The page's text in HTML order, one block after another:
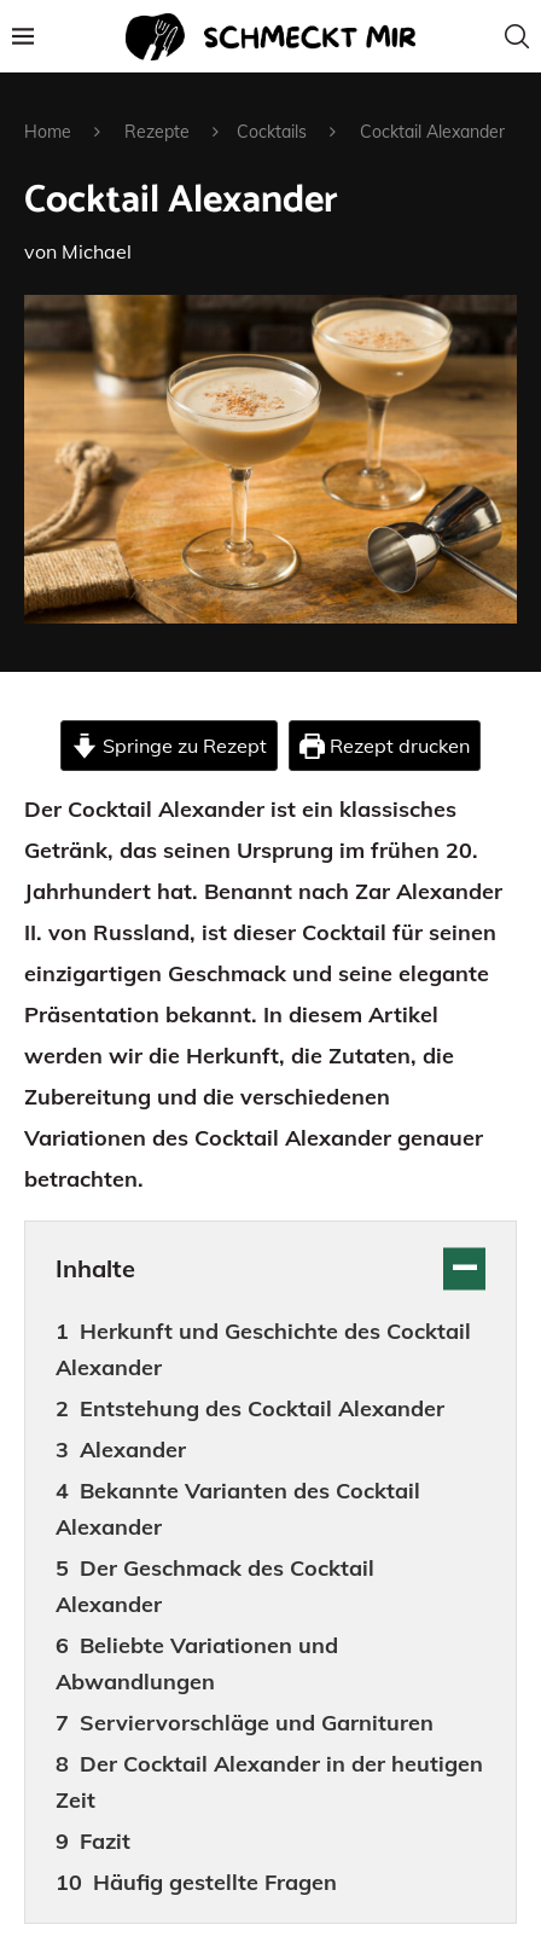
Home Rezepte Cocktails Cocktail Alexander
Cocktail Alexander
von Michael
Springe zu Rezept Rezept drucken
Der Cocktail Alexander ist ein klassisches
Getränk, das seinen Ursprung im frühen 20.
Jahrhundert hat. Benannt nach Zar Alexander
II. von Russland, ist dieser Cocktail für seinen
einzigartigen Geschmack und seine elegante
Präsentation bekannt. In diesem Artikel
werden wir die Herkunft, die Zutaten, die
Zubereitung und die verschiedenen
Variationen des Cocktail Alexander genauer
betrachten.
Inhalte
Herkunft und Geschichte des Cocktail
Alexander
Entstehung des Cocktail Alexander
Alexander
Bekannte Varianten des Cocktail
Alexander
Der Geschmack des Cocktail
Alexander
Beliebte Variationen und
Abwandlungen
Serviervorschläge und Garnituren
Der Cocktail Alexander in der heutigen
Zeit
Fazit
Häufig gestellte Fragen